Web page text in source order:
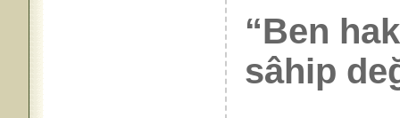
“Ben
sâhip